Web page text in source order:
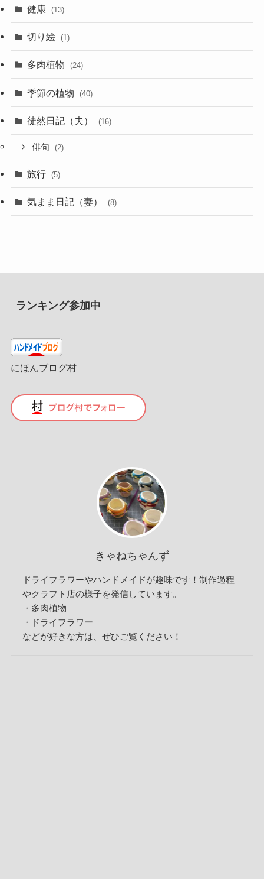
健康 (13)
切り絵 (1)
多肉植物 (24)
季節の植物 (40)
徒然日記（夫） (16)
俳句 (2)
旅行 (5)
気まま日記（妻） (8)
ランキング参加中
にほんブログ村
きゃねちゃんず
ドライフラワーやハンドメイドが趣味です！制作過程
やクラフト店の様子を発信しています。
・多肉植物
・ドライフラワー
などが好きな方は、ぜひご覧ください！